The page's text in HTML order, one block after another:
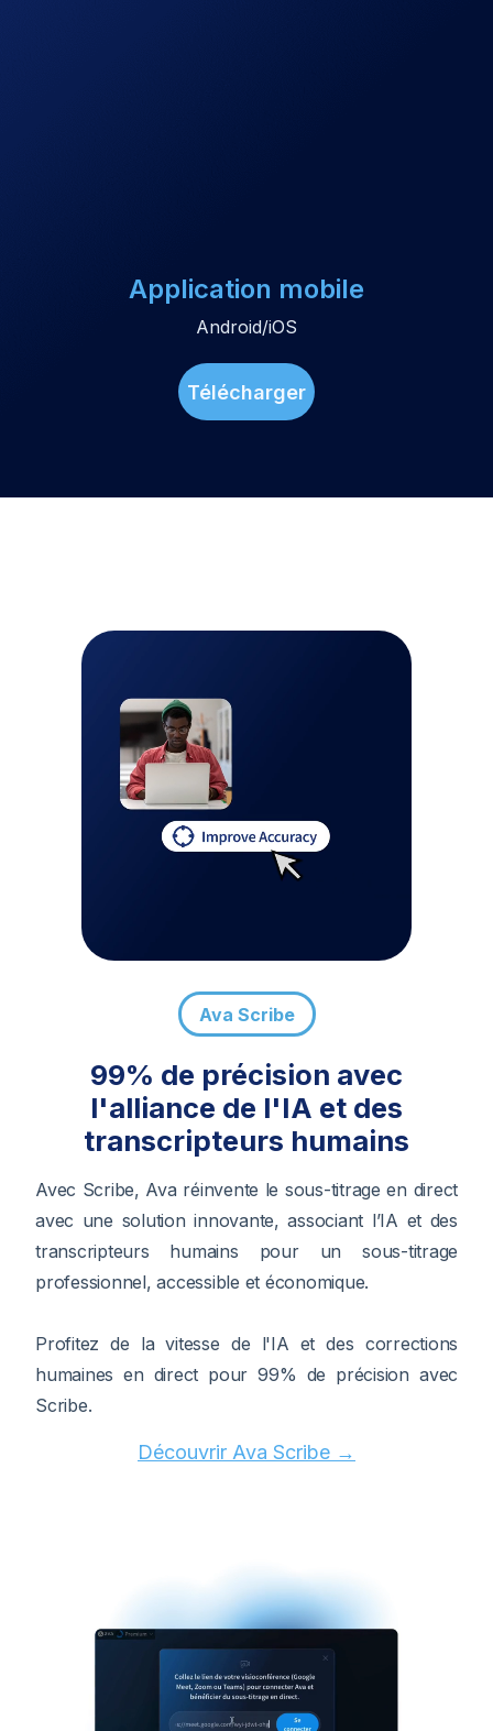
Application mobile
Android/iOS
Télécharger
Ava Scribe
99% de précision avec
l'alliance de l'IA et des
transcripteurs humains
Avec Scribe, Ava réinvente le sous-titrage en direct
avec une solution innovante, associant l’IA et des
transcripteurs humains pour un sous-titrage
professionnel, accessible et économique.
Profitez de la vitesse de l'IA et des corrections
humaines en direct pour 99% de précision avec
Scribe.
Découvrir Ava Scribe →